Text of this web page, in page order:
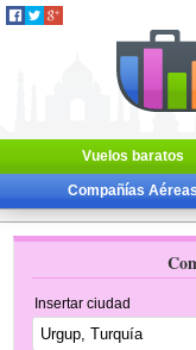
Vuelos baratos
Compañías Aéreas
Insertar ciudad